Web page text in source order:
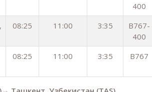
400
08:25 11:00 3:35
B767-
400
08:25 11:00 3:35 B767